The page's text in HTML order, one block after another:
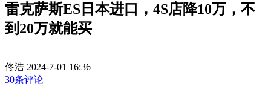
雷克萨斯ES日本进口，4S店降10万，不
到20万就能买
佟浩 2024-7-01 16:36
30条评论